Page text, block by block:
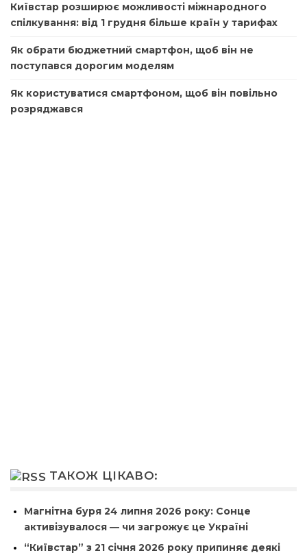
Київстар розширює можливості міжнародного
спілкування: від 1 грудня більше країн у тарифах
Як обрати бюджетний смартфон, щоб він не
поступався дорогим моделям
Як користуватися смартфоном, щоб він повільно
розряджався
ТАКОЖ ЦІКАВО:
Магнітна буря 24 липня 2026 року: Сонце
активізувалося — чи загрожує це Україні
“Київстар” з 21 січня 2026 року припиняє деякі